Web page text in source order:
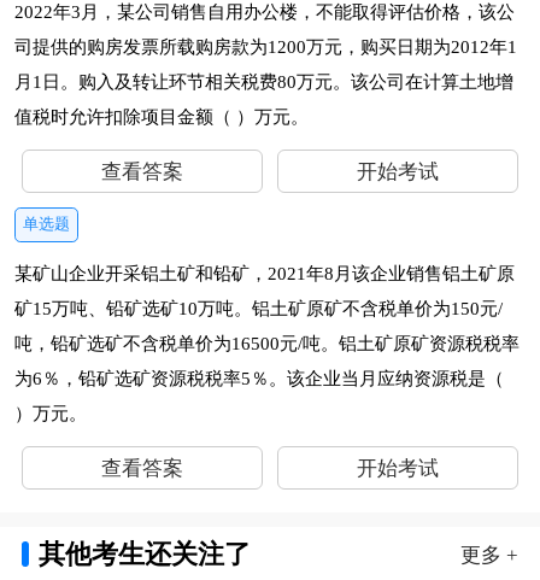
2022年3月，某公司销售自用办公楼，不能取得评估价格，该公
司提供的购房发票所载购房款为1200万元，购买日期为2012年1
月1日。购入及转让环节相关税费80万元。该公司在计算土地增
值税时允许扣除项目金额（ ）万元。
查看答案 开始考试
单选题
某矿山企业开采铝土矿和铅矿，2021年8月该企业销售铝土矿原
矿15万吨、铅矿选矿10万吨。铝土矿原矿不含税单价为150元/
吨，铅矿选矿不含税单价为16500元/吨。铝土矿原矿资源税税率
为6％，铅矿选矿资源税税率5％。该企业当月应纳资源税是（
）万元。
查看答案 开始考试
其他考生还关注了 更多 +